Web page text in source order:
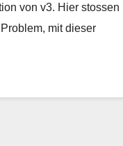
von v3. Hier stossen
mit dieser